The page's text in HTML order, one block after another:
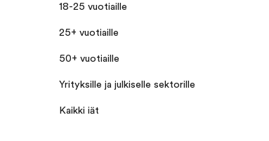
18-25 vuotiaille
25+ vuotiaille
50+ vuotiaille
Yrityksille ja julkiselle sektorille
Kaikki iät